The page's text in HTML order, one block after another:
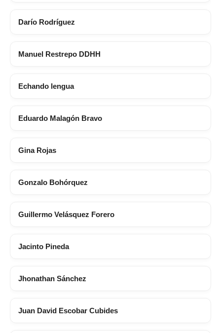
Darío Rodríguez
Manuel Restrepo DDHH
Echando lengua
Eduardo Malagón Bravo
Gina Rojas
Gonzalo Bohórquez
Guillermo Velásquez Forero
Jacinto Pineda
Jhonathan Sánchez
Juan David Escobar Cubides